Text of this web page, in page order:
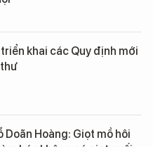
khai các Quy định mới
Doãn Hoàng: Giọt mồ hôi